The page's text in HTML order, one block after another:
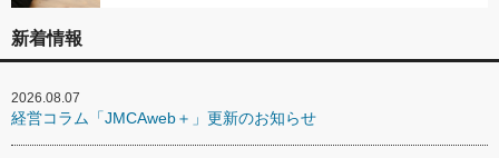
新着情報
2026.08.07
経営コラム「JMCAweb＋」更新のお知らせ